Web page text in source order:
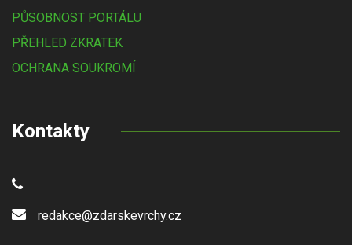
PŮSOBNOST PORTÁLU
PŘEHLED ZKRATEK
OCHRANA SOUKROMÍ
Kontakty
redakce@zdarskevrchy.cz